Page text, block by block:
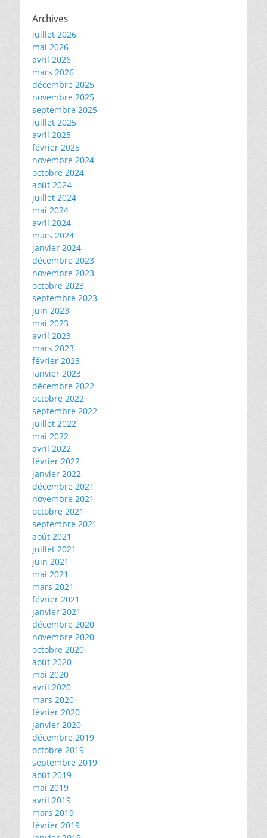
Archives
juillet 2026
mai 2026
avril 2026
mars 2026
décembre 2025
novembre 2025
septembre 2025
juillet 2025
avril 2025
février 2025
novembre 2024
octobre 2024
août 2024
juillet 2024
mai 2024
avril 2024
mars 2024
janvier 2024
décembre 2023
novembre 2023
octobre 2023
septembre 2023
juin 2023
mai 2023
avril 2023
mars 2023
février 2023
janvier 2023
décembre 2022
octobre 2022
septembre 2022
juillet 2022
mai 2022
avril 2022
février 2022
janvier 2022
décembre 2021
novembre 2021
octobre 2021
septembre 2021
août 2021
juillet 2021
juin 2021
mai 2021
mars 2021
février 2021
janvier 2021
décembre 2020
novembre 2020
octobre 2020
août 2020
mai 2020
avril 2020
mars 2020
février 2020
janvier 2020
décembre 2019
octobre 2019
septembre 2019
août 2019
mai 2019
avril 2019
mars 2019
février 2019